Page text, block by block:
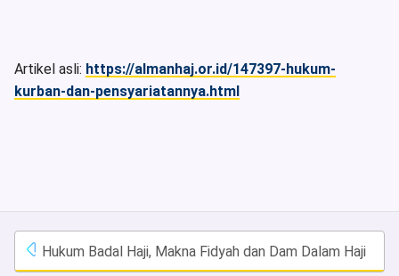
Artikel asli: https://almanhaj.or.id/147397-hukum-
kurban-dan-pensyariatannya.html
Hukum Badal Haji, Makna Fidyah dan Dam Dalam Haji